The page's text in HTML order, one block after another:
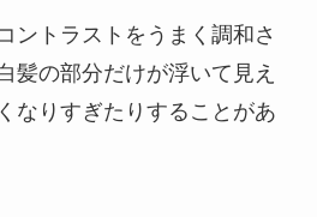
ントラストをうまく調和さ
髪の部分だけが浮いて見え
なりすぎたりすることがあ